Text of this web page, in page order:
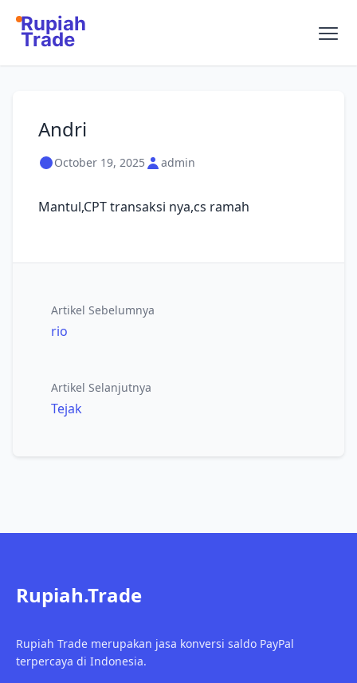
Rupiah
Trade
Andri
October 19, 2025 admin
Mantul,CPT transaksi nya,cs ramah
Artikel Sebelumnya
rio
Artikel Selanjutnya
Tejak
Rupiah.Trade
Rupiah Trade merupakan jasa konversi saldo PayPal
terpercaya di Indonesia.